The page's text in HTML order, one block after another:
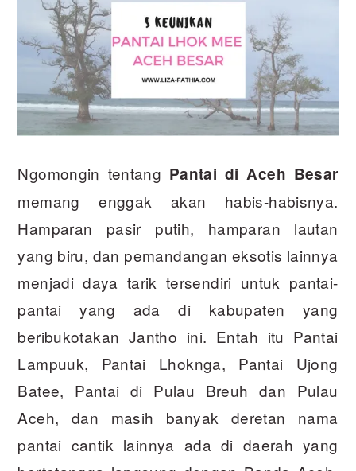
Ngomongin tentang Pantai di Aceh Besar
memang enggak akan habis-habisnya.
Hamparan pasir putih, hamparan lautan
yang biru, dan pemandangan eksotis lainnya
menjadi daya tarik tersendiri untuk pantai-
pantai yang ada di kabupaten yang
beribukotakan Jantho ini. Entah itu Pantai
Lampuuk, Pantai Lhoknga, Pantai Ujong
Batee, Pantai di Pulau Breuh dan Pulau
Aceh, dan masih banyak deretan nama
pantai cantik lainnya ada di daerah yang